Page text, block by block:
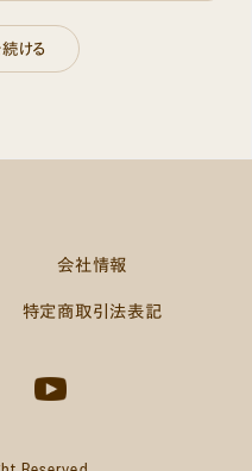
会社情報
特定商取引法表記